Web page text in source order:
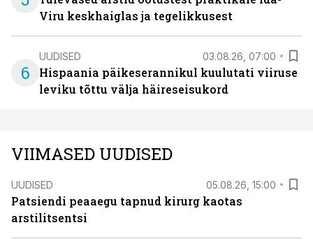
Viru keskhaiglas ja tegelikkusest
6
UUDISED 03.08.26, 07:00
Hispaania päikeserannikul kuulutati viiruse
leviku tõttu välja häireseisukord
VIIMASED UUDISED
UUDISED 05.08.26, 15:00
Patsiendi peaaegu tapnud kirurg kaotas
arstilitsentsi